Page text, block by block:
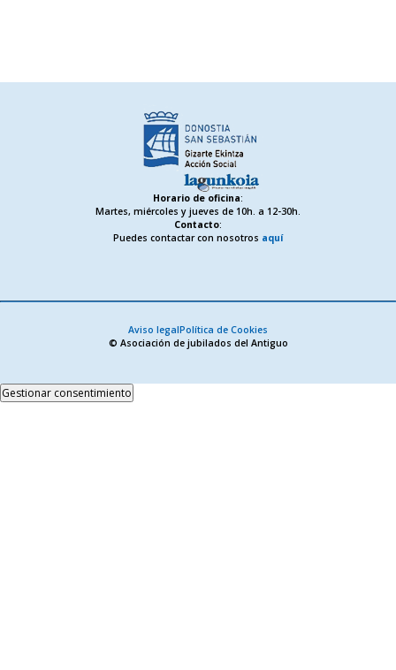
Horario de oficina:
Martes, miércoles y jueves de 10h. a 12-30h.
Contacto:
Puedes contactar con nosotros aquí
© Asociación de jubilados del Antiguo
Aviso legalPolítica de Cookies
Gestionar consentimiento